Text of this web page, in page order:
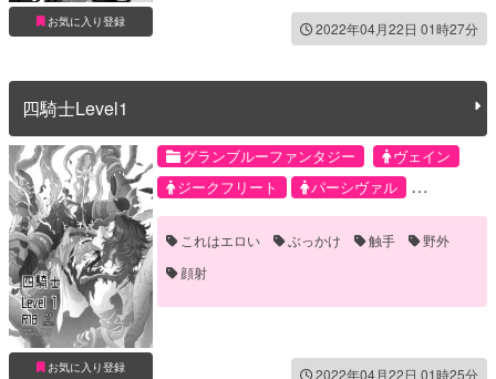
お気に入り登録 2022年04月22日 01時27分
四騎士Level1
お気に入り登録
グランブルーファンタジー
ヴェイン
ジークフリート
パーシヴァル
ランスロット
これはエロい ぶっかけ 触手
野外
顔射
2022年04月22日 01時25分